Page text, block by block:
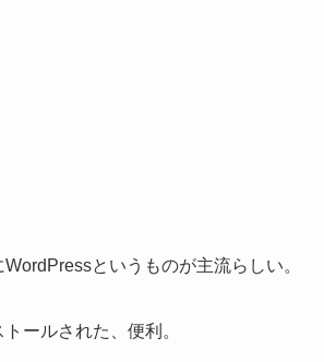
というものが主流らしい。
ールされた、便利。